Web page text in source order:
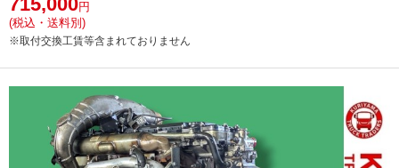
円
(税込・送料別)
※取付交換工賃等含まれておりません